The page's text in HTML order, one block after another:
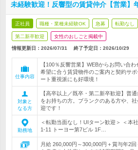
未経験歓迎！反響型の賃貸仲介【営業】
正社員 職種・業種未経験OK 急募 転勤なし
第二新卒歓迎 女性のおしごと掲載中
情報更新日：2026/07/31 終了予定日： 2026/10/29
仕事内容
【100％反響営業】WEBからお問い合わ
希望に合う賃貸物件のご案内と契約サ
ート重視派にも好環境！
対象と
なる方
【高卒以上／既卒・第二新卒歓迎】普
をお持ちの方。ブランクのある方や、
迎です！
勤務地
＜転勤当面なし！UIターン歓迎＞ ＜本
1-11 トーヨー第7ビル 1F…
月給 260,000円～300,000円＋賞与年2